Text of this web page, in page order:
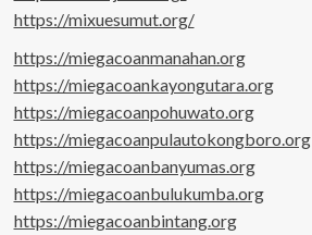
https://mixuesumut.org/
https://miegacoanmanahan.org
https://miegacoankayongutara.org
https://miegacoanpohuwato.org
https://miegacoanpulautokongboro.org
https://miegacoanbanyumas.org
https://miegacoanbulukumba.org
https://miegacoanbintang.org